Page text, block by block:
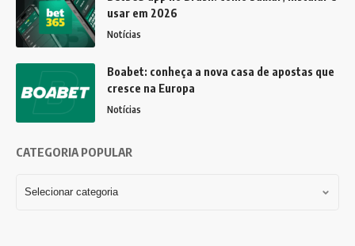
usar em 2026
Notícias
Boabet: conheça a nova casa de apostas que
cresce na Europa
Notícias
CATEGORIA POPULAR